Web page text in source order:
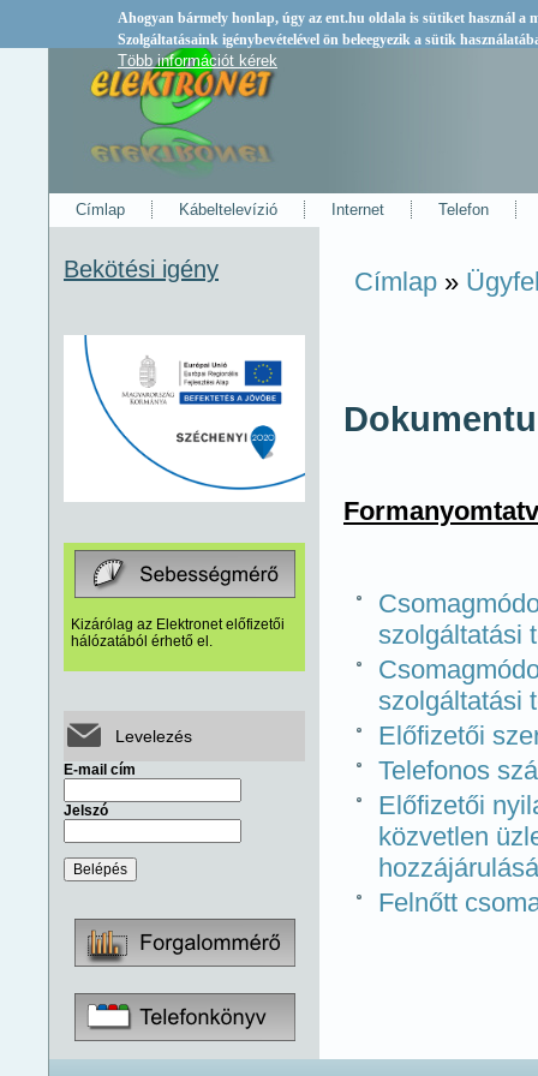
Ahogyan bármely honlap, úgy az ent.hu oldala is sütiket használ a
Szolgáltatásaink igénybevételével ön beleegyezik a sütik
Több információt kérek
Címlap Kábeltelevízió Internet Telefon
Bekötési igény
Kizárólag az Elektronet előfizetői
hálózatából érhető el.
Levelezés
E-mail cím
Jelszó
Jelenlegi hely
Címlap »
szolgáltatási
szolgáltatási
Előfizetői
Telefonos
Előfizetői
közvetlen
Felnőtt